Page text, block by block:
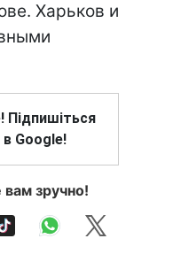
Харьков и
Підпишіться
в Google!
зручно!